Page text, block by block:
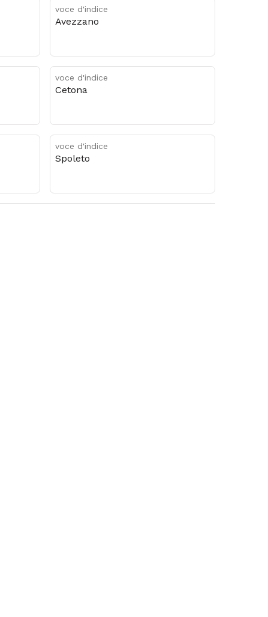
voce d'indice
Avezzano
voce d'indice
Cetona
voce d'indice
Spoleto